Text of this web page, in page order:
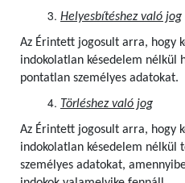
Helyesbítéshez való jog
Az Érintett jogosult arra, hogy
indokolatlan késedelem nélkül
pontatlan személyes adatokat.
Törléshez való jog
Az Érintett jogosult arra, hogy
indokolatlan késedelem nélkül
személyes adatokat,